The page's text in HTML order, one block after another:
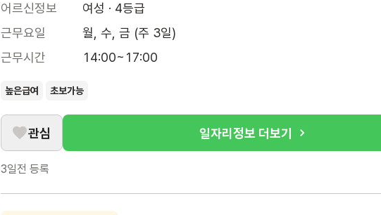
어르신정보
여성 · 4등급
근무요일
월, 수, 금 (주 3일)
근무시간
14:00~17:00
높은급여 초보가능
관심 일자리정보 더보기
3일전 등록